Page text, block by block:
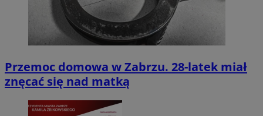
Przemoc domowa w Zabrzu. 28-latek miał
znęcać się nad matką